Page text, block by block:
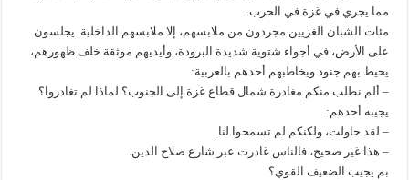
مما يجري في غزة في الحرب.
مئات الشبان الغزيين مجردون من ملابسهم، إلا ملابسهم الداخلية. يجلسون
على الأرض، في أجواء شتوية شديدة البرودة، وأيديهم موثقة خلف ظهورهم،
يحيط بهم جنود ويخاطبهم أحدهم بالعربية:
– ألم نطلب منكم مغادرة شمال قطاع غزة إلى الجنوب؟ لماذا لم تغادروا؟
يجيبه أحدهم:
– لقد حاولت، ولكنكم لم تسمحوا لنا.
– هذا غير صحيح، فالناس غادرت عبر شارع صلاح الدين.
بم يجيب الضعيف القوي؟